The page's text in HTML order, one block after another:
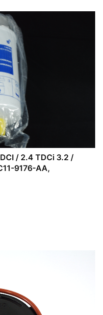
/ 2.4 TDCi 3.2 /
9176-AA,